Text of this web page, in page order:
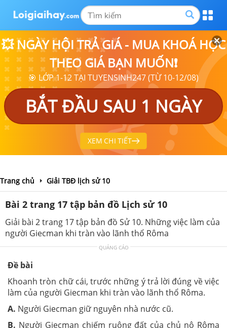
💥 NGÀY HỘI TRẢ GIÁ - MUA KHOÁ HỌC
THEO GIÁ BẠN MUỐN❗
🎯 LỚP 1-12 TẠI TUYENSINH247 (TỪ 10-12/08)
BẮT ĐẦU SAU 1 NGÀY
XEM CHI TIẾT
Trang chủ Giải TBĐ lịch sử 10
Bài 2 trang 17 tập bản đồ Lịch sử 10
Giải bài 2 trang 17 tập bản đồ Sử 10. Những việc làm của
người Giecman khi tràn vào lãnh thổ Rôma
QUẢNG CÁO
Đề bài
Khoanh tròn chữ cái, trước những ý trả lời đúng về việc
làm của người Giecman khi tràn vào lãnh thổ Rôma.
A. Người Giecman giữ nguyên nhà nước cũ.
B. Người Giecman chiếm ruộng đất của chủ nô Rôma